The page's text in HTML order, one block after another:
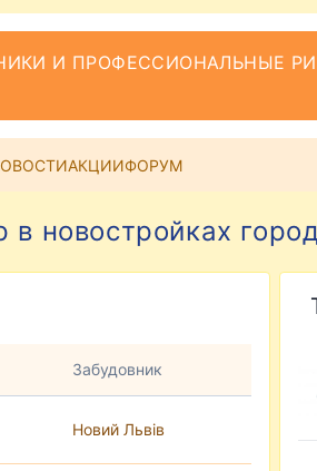
И ПРОФЕССИОНАЛЬНЫЕ
АКЦИИФОРУМ
новостройках
Забудовник
Новий Львів